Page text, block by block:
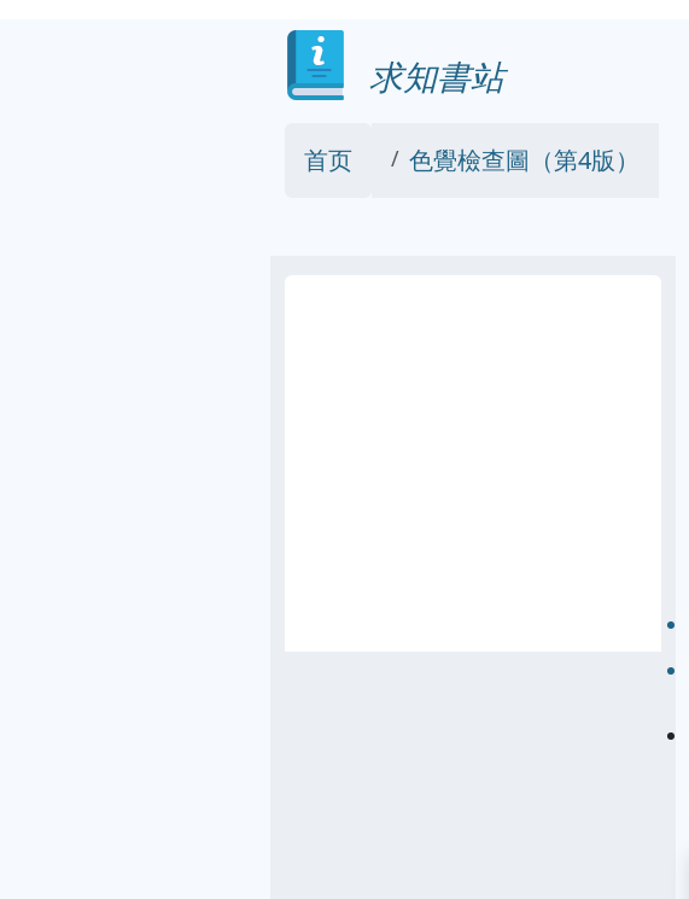
求知書站
首页 色覺檢查圖（第4版）